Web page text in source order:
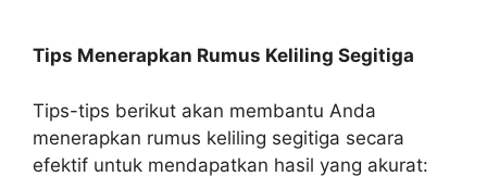
Tips Menerapkan Rumus Keliling Segitiga
Tips-tips berikut akan membantu Anda
menerapkan rumus keliling segitiga secara
efektif untuk mendapatkan hasil yang akurat: